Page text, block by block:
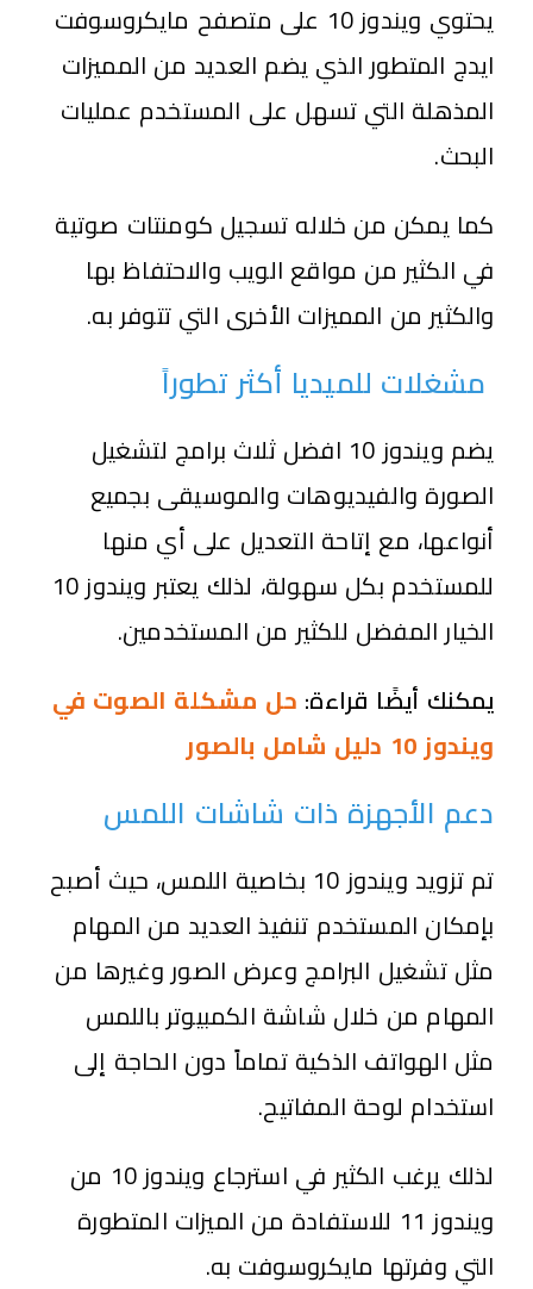
يحتوي ويندوز 10 على متصفح مايكروسوفت
ايدج المتطور الذي يضم العديد من المميزات
المذهلة التي تسهل على المستخدم عمليات
البحث.
كما يمكن من خلاله تسجيل كومنتات صوتية
في الكثير من مواقع الويب والاحتفاظ بها
والكثير من المميزات الأخرى التي تتوفر به.
مشغلات للميديا أكثر تطوراً
يضم ويندوز 10 افضل ثلاث برامج لتشغيل
الصورة والفيديوهات والموسيقى بجميع
أنواعها، مع إتاحة التعديل على أي منها
للمستخدم بكل سهولة، لذلك يعتبر ويندوز 10
الخيار المفضل للكثير من المستخدمين.
يمكنك أيضًا قراءة: حل مشكلة الصوت في
ويندوز 10 دليل شامل بالصور
دعم الأجهزة ذات شاشات اللمس
تم تزويد ويندوز 10 بخاصية اللمس، حيث أصبح
بإمكان المستخدم تنفيذ العديد من المهام
مثل تشغيل البرامج وعرض الصور وغيرها من
المهام من خلال شاشة الكمبيوتر باللمس
مثل الهواتف الذكية تماماً دون الحاجة إلى
استخدام لوحة المفاتيح.
لذلك يرغب الكثير في استرجاع ويندوز 10 من
ويندوز 11 للاستفادة من الميزات المتطورة
التي وفرتها مايكروسوفت به.